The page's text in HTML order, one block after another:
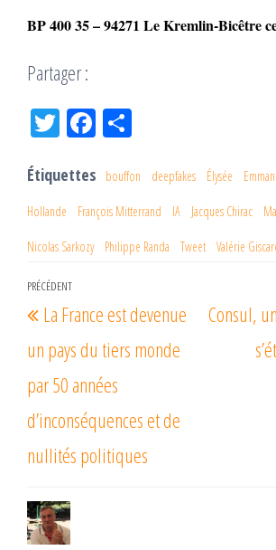
BP 400 35 – 94271 Le Kremlin-Bicêtre
Partager :
Tw
er
Fac
oo
k
ge
r
Étiquettes bouffon deepfakes Élysée
Hollande François Mitterrand IA Jacques Chirac
Nicolas Sarkozy Philippe Randa Tweet Valérie
Navigation
de
l’article
Article
précédent
PRÉCÉDENT
La France est devenue
un pays du tiers monde
par 50 années
d’inconséquences et de
nullités politiques
Consul,